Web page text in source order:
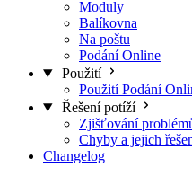
Moduly
Balíkovna
Na poštu
Podání Online
Použití
Použití Podání
Řešení potíží
Zjišťování
Chyby a jejich
Changelog